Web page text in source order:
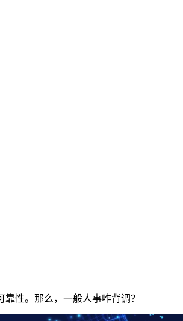
性。那么，一般人事咋背调？